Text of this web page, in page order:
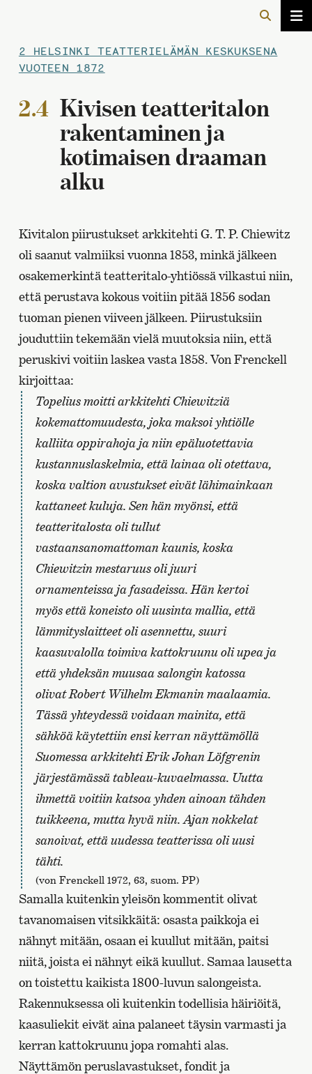
2 HELSINKI TEATTERIELÄMÄN KESKUKSENA
VUOTEEN 1872
2.4 Kivisen teatteritalon
rakentaminen ja
kotimaisen draaman
alku
Kivitalon piirustukset arkkitehti G. T. P. Chiewitz
oli saanut valmiiksi vuonna 1853, minkä jälkeen
osakemerkintä teatteritalo-yhtiössä vilkastui niin,
että perustava kokous voitiin pitää 1856 sodan
tuoman pienen viiveen jälkeen. Piirustuksiin
jouduttiin tekemään vielä muutoksia niin, että
peruskivi voitiin laskea vasta 1858. Von Frenckell
kirjoittaa:
Topelius moitti arkkitehti Chiewitziä
kokemattomuudesta, joka maksoi yhtiölle
kalliita oppirahoja ja niin epäluotettavia
kustannuslaskelmia, että lainaa oli otettava,
koska valtion avustukset eivät lähimainkaan
kattaneet kuluja. Sen hän myönsi, että
teatteritalosta oli tullut
vastaansanomattoman kaunis, koska
Chiewitzin mestaruus oli juuri
ornamenteissa ja fasadeissa. Hän kertoi
myös että koneisto oli uusinta mallia, että
lämmityslaitteet oli asennettu, suuri
kaasuvalolla toimiva kattokruunu oli upea ja
että yhdeksän muusaa salongin katossa
olivat Robert Wilhelm Ekmanin maalaamia.
Tässä yhteydessä voidaan mainita, että
sähköä käytettiin ensi kerran näyttämöllä
Suomessa arkkitehti Erik Johan Löfgrenin
järjestämässä tableau-kuvaelmassa. Uutta
ihmettä voitiin katsoa yhden ainoan tähden
tuikkeena, mutta hyvä niin. Ajan nokkelat
sanoivat, että uudessa teatterissa oli uusi
tähti.
(von Frenckell 1972, 63, suom. PP)
Samalla kuitenkin yleisön kommentit olivat
tavanomaisen vitsikkäitä: osasta paikkoja ei
nähnyt mitään, osaan ei kuullut mitään, paitsi
niitä, joista ei nähnyt eikä kuullut. Samaa lausetta
on toistettu kaikista 1800-luvun salongeista.
Rakennuksessa oli kuitenkin todellisia häiriöitä,
kaasuliekit eivät aina palaneet täysin varmasti ja
kerran kattokruunu jopa romahti alas.
Näyttämön peruslavastukset, fondit ja